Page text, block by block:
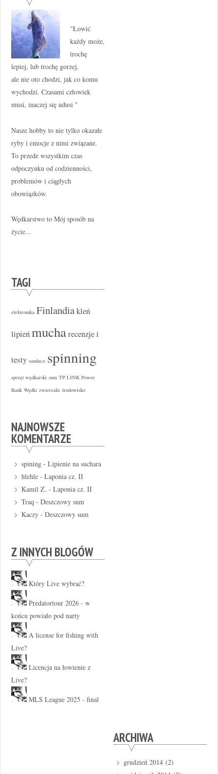
"Łowić
każdy może,
trochę
lepiej, lub trochę gorzej,
ale nie oto chodzi, jak co komu
wychodzi. Czasami człowiek
musi, inaczej się udusi "
Nasze hobby to nie tylko okazałe
ryby i emocje z nimi związane.
To przede wszystkim czas
odpoczynku od codzienności,
problemów i ciągłych
obowiązków.
Wędkarstwo to Mój sposób na
życie...
TAGI
elektronika Finlandiakleń
lipieńmucharecenzje i
testy sandacz spinning
sprzęt wędkarski sum TP LINK Power
Bank Wędki zwierzaki środowisko
NAJNOWSZE
KOMENTARZE
spining -Lipienie na suchara
hlehle -Laponia cz. II
Kamil Z. -Laponia cz. II
Traq -Deszczowy sum
Kaczy -Deszczowy sum
Z INNYCH BLOGÓW
Który Live wybrać?
Predatortour 2026 - w
końcu powiało pod narty
A license for fishing with
Live?
Licencja na łowienie z
Live?
MLS League 2025 - final
ARCHIWA
grudzień 2014(2)